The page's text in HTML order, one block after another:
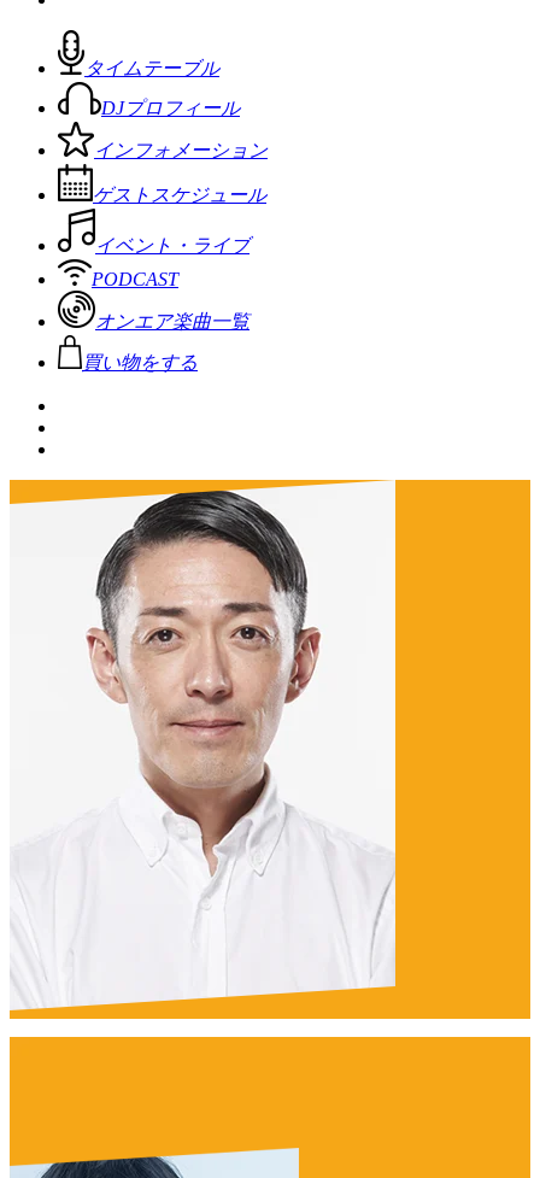
タイムテーブル
DJプロフィール
インフォメーション
ゲストスケジュール
イベント・ライブ
PODCAST
オンエア楽曲一覧
買い物をする